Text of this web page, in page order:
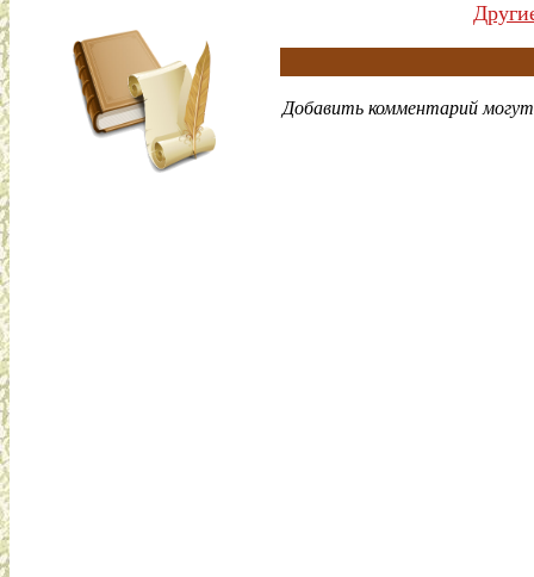
Добавить комментарий